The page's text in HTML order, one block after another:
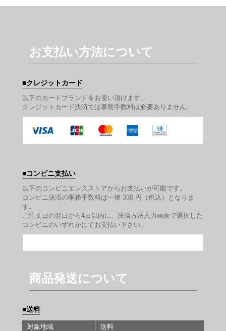
お支払い方法について
クレジットカード
以下のカードブランドをお使い頂けます。
クレジットカード決済では事務手数料は必要ありません。
コンビニ支払い
以下のコンビニエンスストアからお支払いが可能です。
コンビニ決済の事務手数料は一律 330 円（税込）となりま
す。
ご注文日の翌日から4日以内に、決済方法入力画面で選択した
コンビニのいずれかにてお支払い下さい。
商品発送について
送料
対象地域
送料